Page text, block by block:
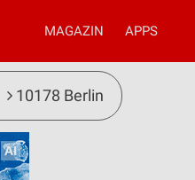
MAGAZIN APPS
10178 Berlin